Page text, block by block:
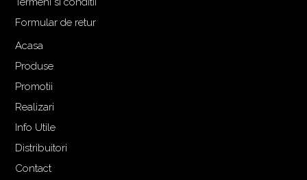
Formular de retur
Acasa
Produse
Promotii
Realizari
Info Utile
Distribuitori
Contact